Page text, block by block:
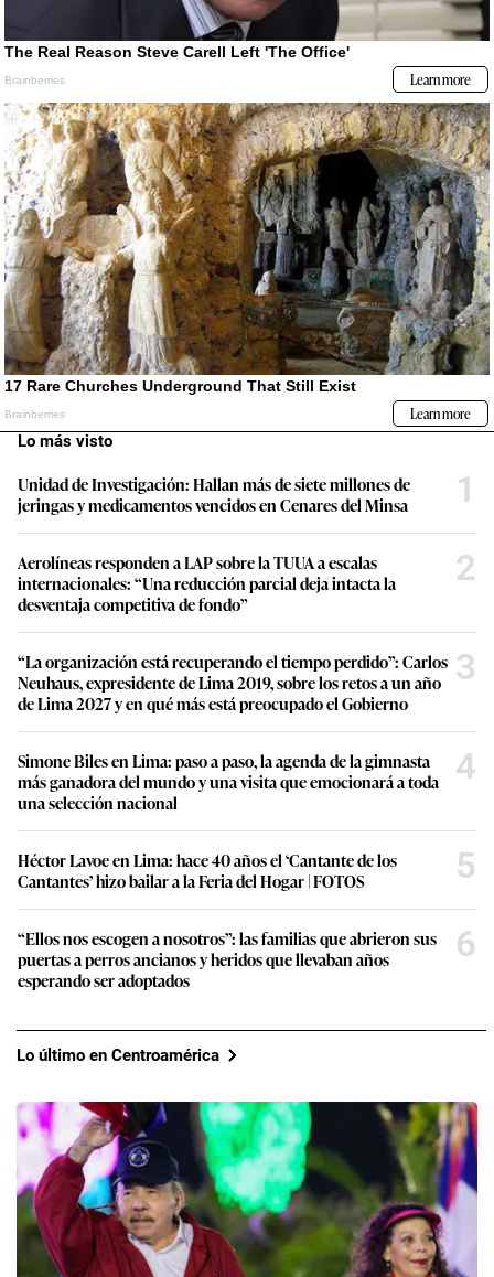
Lo más visto
Unidad de Investigación: Hallan más de siete millones de
jeringas y medicamentos vencidos en Cenares del Minsa
1
Aerolíneas responden a LAP sobre la TUUA a escalas
internacionales: “Una reducción parcial deja intacta la
desventaja competitiva de fondo”
2
“La organización está recuperando el tiempo perdido”: Carlos
Neuhaus, expresidente de Lima 2019, sobre los retos a un año
de Lima 2027 y en qué más está preocupado el Gobierno
3
Simone Biles en Lima: paso a paso, la agenda de la gimnasta
más ganadora del mundo y una visita que emocionará a toda
una selección nacional
4
Héctor Lavoe en Lima: hace 40 años el ‘Cantante de los
Cantantes’ hizo bailar a la Feria del Hogar | FOTOS
5
“Ellos nos escogen a nosotros”: las familias que abrieron sus
puertas a perros ancianos y heridos que llevaban años
esperando ser adoptados
6
Lo último en Centroamérica